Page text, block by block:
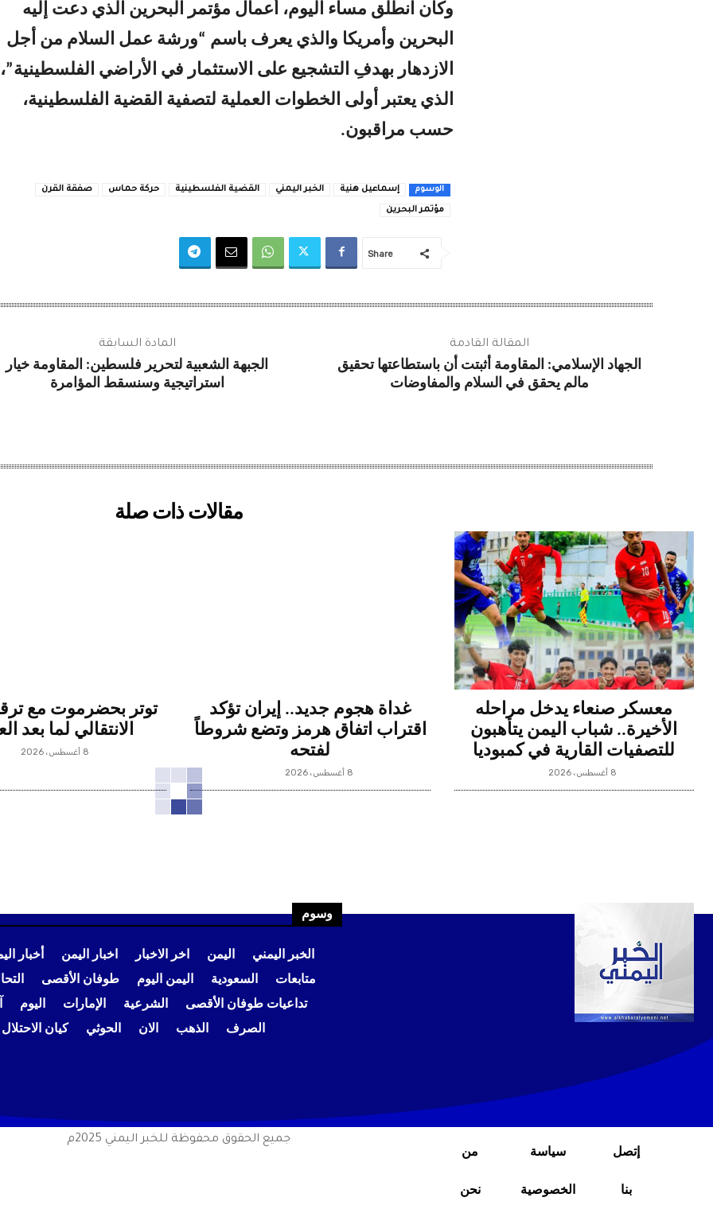
وكان انطلق مساء اليوم، أعمال مؤتمر البحرين الذي دعت إليه
البحرين وأمريكا والذي يعرف باسم “ورشة عمل السلام من أجل
الازدهار بهدفِ التشجيع على الاستثمار في الأراضي الفلسطينية”،
الذي يعتبر أولى الخطوات العملية لتصفية القضية الفلسطينية،
حسب مراقبون.
الوسوم إسماعيل هنية الخبر اليمني القضية الفلسطينية حركة حماس صفقة القرن
مؤتمر البحرين
Share
المادة السابقة
الجبهة الشعبية لتحرير فلسطين: المقاومة خيار
استراتيجية وسنسقط المؤامرة
المقالة القادمة
الجهاد الإسلامي: المقاومة أثبتت أن باستطاعتها تحقيق
مالم يحقق في السلام والمفاوضات
مقالات ذات صلة
معسكر صنعاء يدخل مراحله
الأخيرة.. شباب اليمن يتأهبون
للتصفيات القارية في كمبوديا
8 أغسطس، 2026
غداة هجوم جديد.. إيران تؤكد
اقتراب اتفاق هرمز وتضع شروطاً
لفتحه
8 أغسطس، 2026
توتر بحضرموت مع
الانتقالي لما بعد
8 أغسطس، 2026
وسوم
الخبر اليمني اليمن اخر الاخبار اخبار اليمن أخبار
متابعات
السعودية اليمن اليوم طوفان الأقصى
تداعيات طوفان الأقصى
الشرعية الإمارات اليوم
الصرف
الذهب الان الحوثي كيان الاحتلال
إتصل
بنا
سياسة
الخصوصية
من
نحن
جميع الحقوق محفوظة للخبر اليمني 2025م